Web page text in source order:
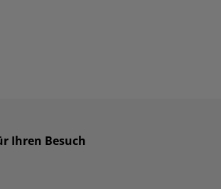
Ihren Besuch